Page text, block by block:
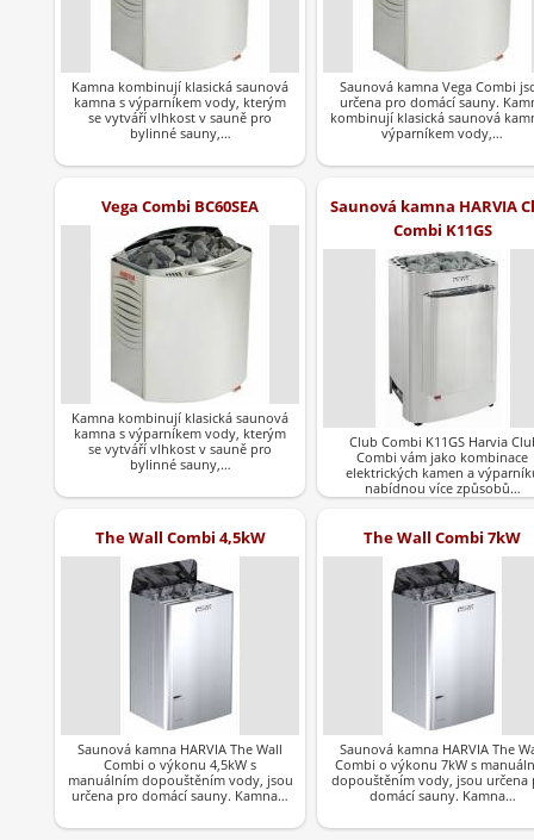
Kamna kombinují klasická saunová
kamna s výparníkem vody, kterým
se vytváří vlhkost v sauně pro
bylinné sauny,…
Saunová kamna Vega Combi
určena pro domácí sauny.
kombinují klasická saunová
výparníkem vody,…
Vega Combi BC60SEA
Kamna kombinují klasická saunová
kamna s výparníkem vody, kterým
se vytváří vlhkost v sauně pro
bylinné sauny,…
Saunová kamna HARVIA
Combi K11GS
Club Combi K11GS Harvia
Combi vám jako kombinace
elektrických kamen a
nabídnou více způsobů…
The Wall Combi 4,5kW
Saunová kamna HARVIA The Wall
Combi o výkonu 4,5kW s
manuálním dopouštěním vody, jsou
určena pro domácí sauny. Kamna…
The Wall Combi 7kW
Saunová kamna HARVIA The
Combi o výkonu 7kW s
dopouštěním vody, jsou určena
domácí sauny. Kamna…